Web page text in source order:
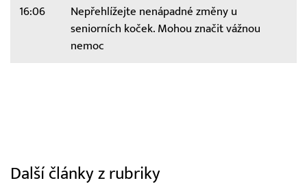
16:06
Nepřehlížejte nenápadné změny u
seniorních koček. Mohou značit vážnou
nemoc
Další články z rubriky